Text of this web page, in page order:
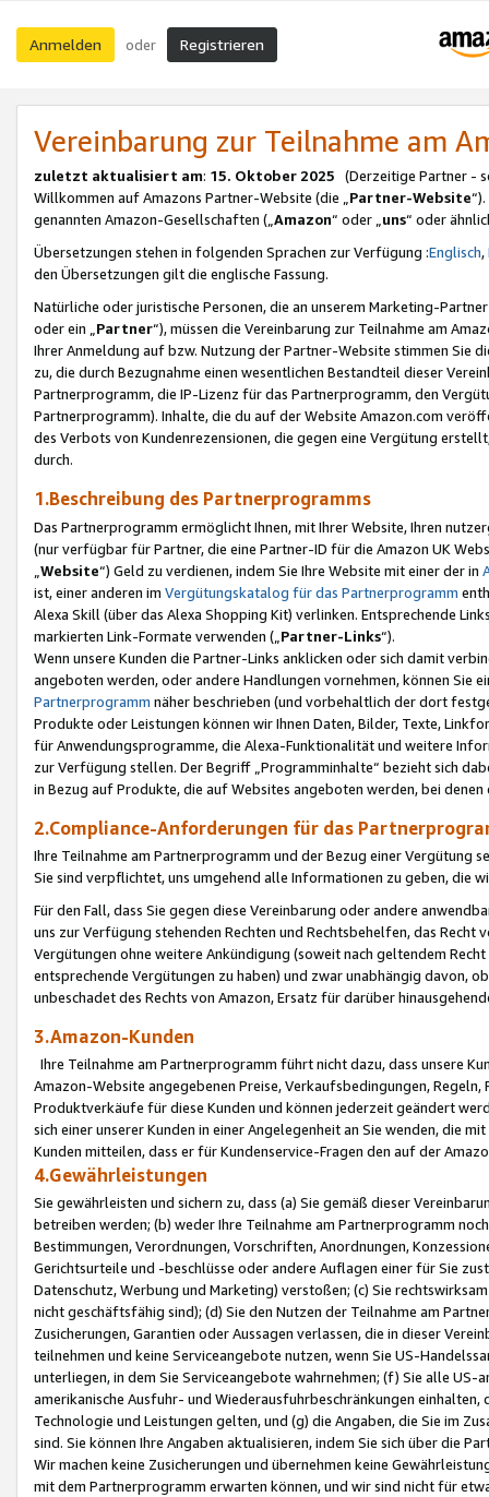
Anmelden oder Registrieren
Vereinbarung zur Teilnahme am
zuletzt aktualisiert am: 15. Oktober 2025 (Derzeitige Partner -
Willkommen auf Amazons Partner-Website (die „Partner-Website
genannten Amazon-Gesellschaften („Amazon“ oder „uns“ oder
Übersetzungen stehen in folgenden Sprachen zur Verfügung :Englisch,
den Übersetzungen gilt die englische Fassung.
Natürliche oder juristische Personen, die an unserem Marketing-
oder ein „Partner“), müssen die Vereinbarung zur Teilnahme am
Ihrer Anmeldung auf bzw. Nutzung der Partner-Website stimmen Sie
zu, die durch Bezugnahme einen wesentlichen Bestandteil dieser
Partnerprogramm, die IP-Lizenz für das Partnerprogramm, den
Partnerprogramm). Inhalte, die du auf der Website Amazon.com
des Verbots von Kundenrezensionen, die gegen eine Vergütung
durch.
1.Beschreibung des Partnerprogramms
Das Partnerprogramm ermöglicht Ihnen, mit Ihrer Website, Ihren
(nur verfügbar für Partner, die eine Partner-ID für die Amazon UK
Website“) Geld zu verdienen, indem Sie Ihre Website mit einer der in
ist, einer anderen im Vergütungskatalog für das Partnerprogramm
Alexa Skill (über das Alexa Shopping Kit) verlinken. Entsprechende
markierten Link-Formate verwenden („ Partner-Links“).
Wenn unsere Kunden die Partner-Links anklicken oder sich damit
angeboten werden, oder andere Handlungen vornehmen, können Sie
Partnerprogramm näher beschrieben (und vorbehaltlich der dort
Produkte oder Leistungen können wir Ihnen Daten, Bilder, Texte,
für Anwendungsprogramme, die Alexa-Funktionalität und weitere
zur Verfügung stellen. Der Begriff „Programminhalte“ bezieht sich
in Bezug auf Produkte, die auf Websites angeboten werden, bei
2.Compliance-Anforderungen für das
Ihre Teilnahme am Partnerprogramm und der Bezug einer Vergütung
Sie sind verpflichtet, uns umgehend alle Informationen zu geben, die
Für den Fall, dass Sie gegen diese Vereinbarung oder andere
uns zur Verfügung stehenden Rechten und Rechtsbehelfen, das
Vergütungen ohne weitere Ankündigung (soweit nach geltendem
entsprechende Vergütungen zu haben) und zwar unabhängig davon,
unbeschadet des Rechts von Amazon, Ersatz für darüber
3.Amazon-Kunden
Ihre Teilnahme am Partnerprogramm führt nicht dazu, dass unsere
Amazon-Website angegebenen Preise, Verkaufsbedingungen,
Produktverkäufe für diese Kunden und können jederzeit geändert
sich einer unserer Kunden in einer Angelegenheit an Sie wenden, die
Kunden mitteilen, dass er für Kundenservice-Fragen den auf der
4.Gewährleistungen
Sie gewährleisten und sichern zu, dass (a) Sie gemäß dieser
betreiben werden; (b) weder Ihre Teilnahme am Partnerprogramm
Bestimmungen, Verordnungen, Vorschriften, Anordnungen,
Gerichtsurteile und -beschlüsse oder andere Auflagen einer für Sie
Datenschutz, Werbung und Marketing) verstoßen; (c) Sie
nicht geschäftsfähig sind); (d) Sie den Nutzen der Teilnahme am
Zusicherungen, Garantien oder Aussagen verlassen, die in dieser
teilnehmen und keine Serviceangebote nutzen, wenn Sie US-
unterliegen, in dem Sie Serviceangebote wahrnehmen; (f) Sie alle
amerikanische Ausfuhr- und Wiederausfuhrbeschränkungen
Technologie und Leistungen gelten, und (g) die Angaben, die Sie im
sind. Sie können Ihre Angaben aktualisieren, indem Sie sich über die
Wir machen keine Zusicherungen und übernehmen keine
mit dem Partnerprogramm erwarten können, und wir sind nicht für